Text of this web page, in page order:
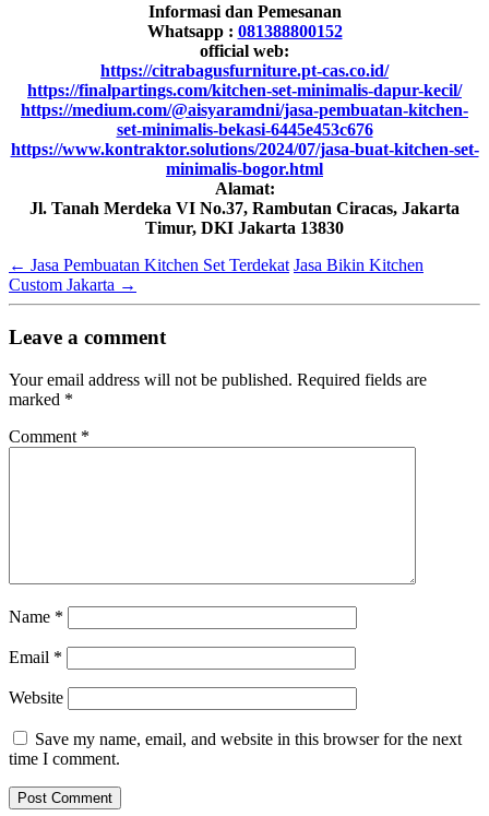
Informasi dan Pemesanan
Whatsapp : 081388800152
official web:
https://citrabagusfurniture.pt-cas.co.id/
https://finalpartings.com/kitchen-set-minimalis-dapur-kecil/
https://medium.com/@aisyaramdni/jasa-pembuatan-kitchen-
set-minimalis-bekasi-6445e453c676
https://www.kontraktor.solutions/2024/07/jasa-buat-kitchen-set-
minimalis-bogor.html
Alamat:
Jl. Tanah Merdeka VI No.37, Rambutan Ciracas, Jakarta
Timur, DKI Jakarta 13830
← Jasa Pembuatan Kitchen Set Terdekat Jasa Bikin Kitchen
Custom Jakarta →
Leave a comment
Your email address will not be published. Required fields are
marked *
Comment *
Name *
Email *
Website
Save my name, email, and website in this browser for the next
time I comment.